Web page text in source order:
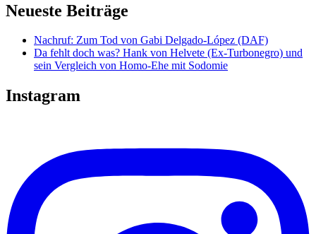
Neueste Beiträge
Nachruf: Zum Tod von Gabi Delgado-López (DAF)
Da fehlt doch was? Hank von Helvete (Ex-Turbonegro) und
sein Vergleich von Homo-Ehe mit Sodomie
Instagram